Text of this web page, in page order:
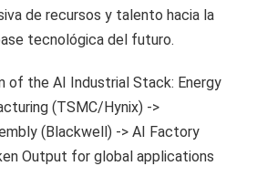
de recursos y talento hacia la
tecnológica del futuro.